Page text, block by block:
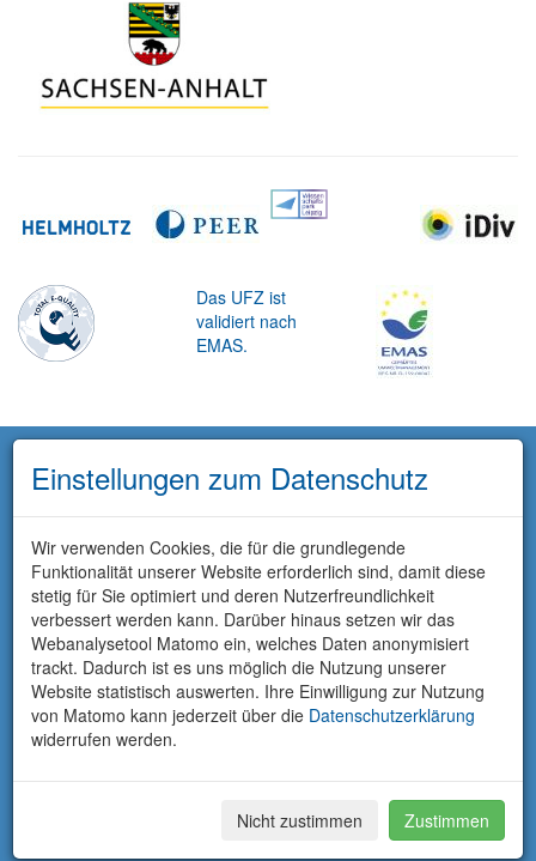
Das UFZ ist
validiert nach
EMAS.
Einstellungen zum Datenschutz
Wir verwenden Cookies, die für die grundlegende
Funktionalität unserer Website erforderlich sind, damit diese
stetig für Sie optimiert und deren Nutzerfreundlichkeit
verbessert werden kann. Darüber hinaus setzen wir das
Webanalysetool Matomo ein, welches Daten anonymisiert
trackt. Dadurch ist es uns möglich die Nutzung unserer
Website statistisch auswerten. Ihre Einwilligung zur Nutzung
von Matomo kann jederzeit über die Datenschutzerklärung
widerrufen werden.
Nicht zustimmen Zustimmen